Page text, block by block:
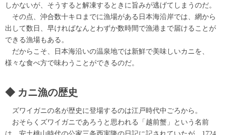
しかないが、そうすると解凍するときに旨みが逃げてしまうのだ。
その点、沖合数十キロまでに漁場がある日本海沿岸では、網から
出して数日、早ければなんとわずか数時間で漁港まで届けることが
できる漁場もある。
だからこそ、日本海沿いの温泉地では新鮮で美味しいカニを、
様々な食べ方で味わうことができるのだ。
カニ漁の歴史
ズワイガニの名が歴史に登場するのは江戸時代中ごろから。
おそらくズワイガニであろうと思われる「越前蟹」という名前